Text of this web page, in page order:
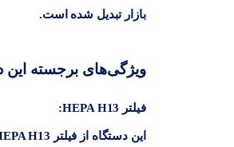
بازار تبدیل شده است.
ویژگی‌های برجسته این
فیلتر HEPA H13 :